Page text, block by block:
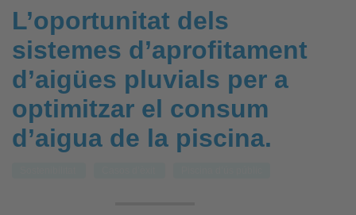
L’oportunitat dels
sistemes d’aprofitament
d’aigües pluvials per a
optimitzar el consum
d’aigua de la piscina.